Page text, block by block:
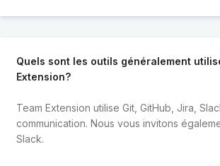
Quels sont les outils généralement
Extension?
Team Extension utilise Git, GitHub, Jira,
communication. Nous vous invitons
Slack.